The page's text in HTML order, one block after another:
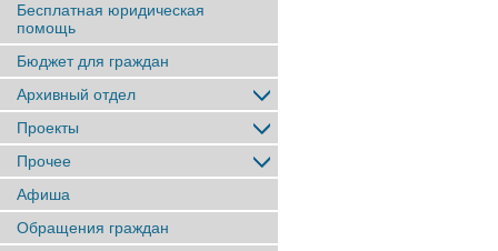
Бесплатная юридическая
помощь
Бюджет для граждан
Архивный отдел
Проекты
Прочее
Афиша
Обращения граждан